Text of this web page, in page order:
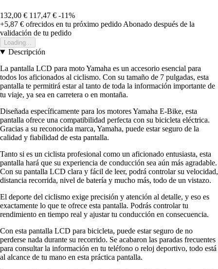
132,00 € 117,47 € -11%
+5,87 € ofrecidos en tu próximo pedido Abonado después de la
validación de tu pedido
Loading...
Descripción
La pantalla LCD para moto Yamaha es un accesorio esencial para
todos los aficionados al ciclismo. Con su tamaño de 7 pulgadas, esta
pantalla te permitirá estar al tanto de toda la información importante de
tu viaje, ya sea en carretera o en montaña.
Diseñada específicamente para los motores Yamaha E-Bike, esta
pantalla ofrece una compatibilidad perfecta con su bicicleta eléctrica.
Gracias a su reconocida marca, Yamaha, puede estar seguro de la
calidad y fiabilidad de esta pantalla.
Tanto si es un ciclista profesional como un aficionado entusiasta, esta
pantalla hará que su experiencia de conducción sea aún más agradable.
Con su pantalla LCD clara y fácil de leer, podrá controlar su velocidad,
distancia recorrida, nivel de batería y mucho más, todo de un vistazo.
El deporte del ciclismo exige precisión y atención al detalle, y eso es
exactamente lo que te ofrece esta pantalla. Podrás controlar tu
rendimiento en tiempo real y ajustar tu conducción en consecuencia.
Con esta pantalla LCD para bicicleta, puede estar seguro de no
perderse nada durante su recorrido. Se acabaron las paradas frecuentes
para consultar la información en tu teléfono o reloj deportivo, todo está
al alcance de tu mano en esta práctica pantalla.